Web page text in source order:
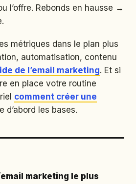
l’offre. Rebonds en hausse →
métriques dans le plan plus
automatisation, contenu
de l’email marketing. Et si
en place votre routine
comment créer une
d’abord les bases.
marketing le plus